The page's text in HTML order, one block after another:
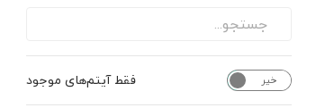
خیر فقط آیتم‌های موجود